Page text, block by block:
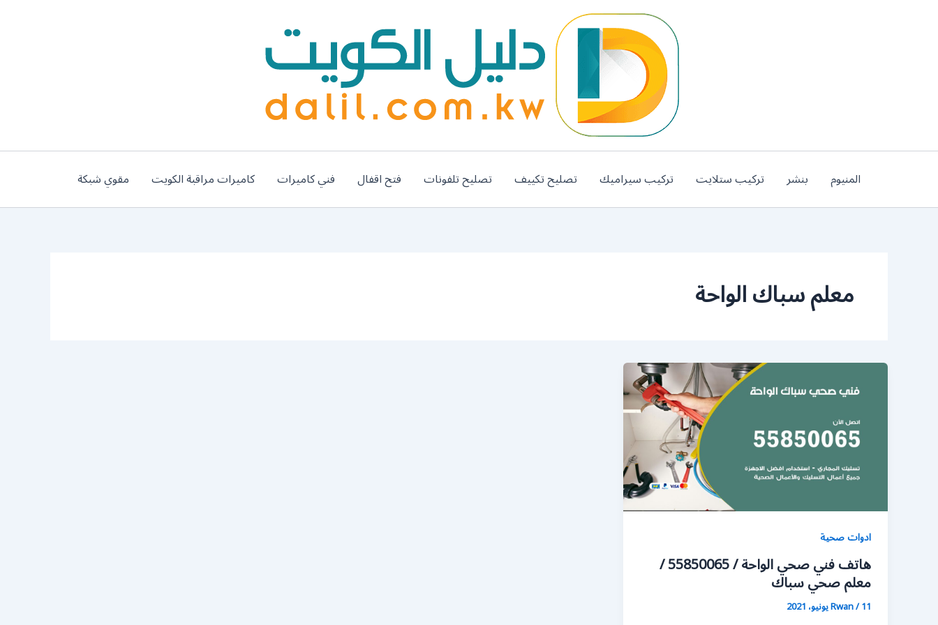
المنيوم بنشر تركيب ستلايت تركيب سيراميك تصليح تكييف تصليح تلفونات فتح اقفال فني كاميرات كاميرات مراقبة الكويت مقوي شبكة
معلم سباك الواحة
ادوات صحية
هاتف فني صحي الواحة / 55850065 /
معلم صحي سباك
Rwan/11 يونيو، 2021